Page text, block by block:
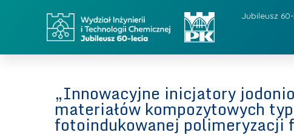
Jubileusz
„Innowacyjne inicjatory
materiałów kompozytowych
fotoindukowanej polimeryzacji